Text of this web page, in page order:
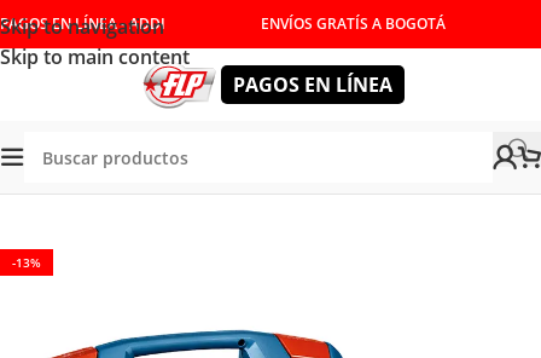
Skip to navigation
Skip to main content
PAGOS EN LÍNEA - ADDI ENVÍOS GRATÍS A BOGOTÁ
PAGOS EN LÍNEA
HERRAMIENTAS INALÁMBRICAS PERCUTORES
-13%